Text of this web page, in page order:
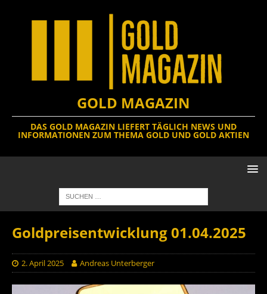
GOLD MAGAZIN
DAS GOLD MAGAZIN LIEFERT TÄGLICH NEWS UND
INFORMATIONEN ZUM THEMA GOLD UND GOLD AKTIEN
Goldpreisentwicklung 01.04.2025
2. April 2025 Andreas Unterberger